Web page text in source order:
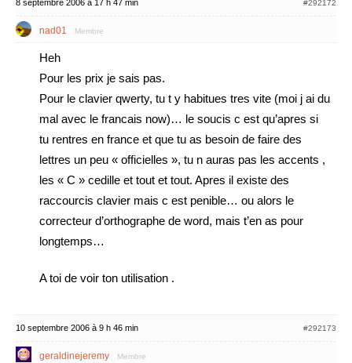
8 septembre 2006 à 17 h 47 min #292172
nad01 Membre
Heh
Pour les prix je sais pas.
Pour le clavier qwerty, tu t y habitues tres vite (moi j ai du
mal avec le francais now)… le soucis c est qu’apres si
tu rentres en france et que tu as besoin de faire des
lettres un peu « officielles », tu n auras pas les accents ,
les « C » cedille et tout et tout. Apres il existe des
raccourcis clavier mais c est penible… ou alors le
correcteur d’orthographe de word, mais t’en as pour
longtemps…
A toi de voir ton utilisation .
10 septembre 2006 à 9 h 46 min #292173
geraldinejeremy Membre